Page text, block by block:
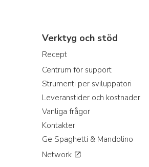
Verktyg och stöd
Recept
Centrum för support
Strumenti per sviluppatori
Leveranstider och kostnader
Vanliga frågor
Kontakter
Ge Spaghetti & Mandolino
Network